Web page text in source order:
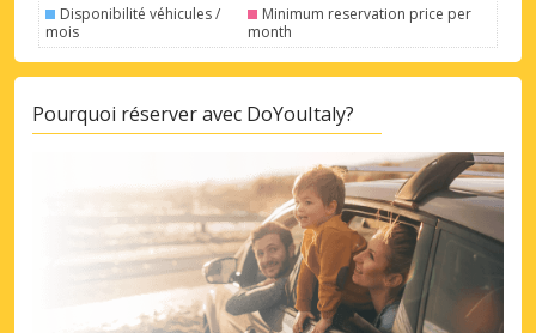
Disponibilité véhicules /
mois
Minimum reservation price per
month
Pourquoi réserver avec DoYouItaly?